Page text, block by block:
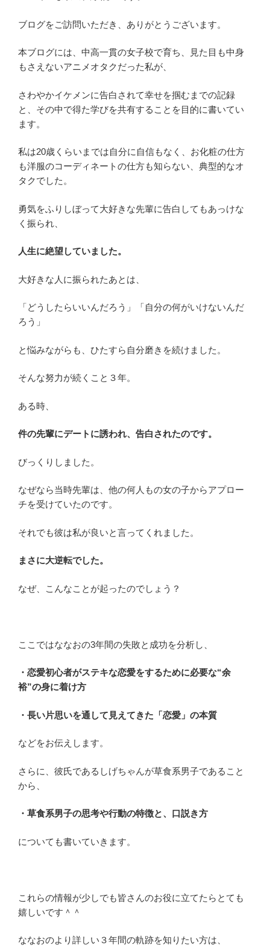
ブログをご訪問いただき、ありがとうございます。
本ブログには、中高一貫の女子校で育ち、見た目も中身
もさえないアニメオタクだった私が、
さわやかイケメンに告白されて幸せを掴むまでの記録
と、その中で得た学びを共有することを目的に書いてい
ます。
私は20歳くらいまでは自分に自信もなく、お化粧の仕方
も洋服のコーディネートの仕方も知らない、典型的なオ
タクでした。
勇気をふりしぼって大好きな先輩に告白してもあっけな
く振られ、
人生に絶望していました。
大好きな人に振られたあとは、
「どうしたらいいんだろう」「自分の何がいけないんだ
ろう」
と悩みながらも、ひたすら自分磨きを続けました。
そんな努力が続くこと３年。
ある時、
件の先輩にデートに誘われ、告白されたのです。
びっくりしました。
なぜなら当時先輩は、他の何人もの女の子からアプロー
チを受けていたのです。
それでも彼は私が良いと言ってくれました。
まさに大逆転でした。
なぜ、こんなことが起ったのでしょう？
ここではななおの3年間の失敗と成功を分析し、
・恋愛初心者がステキな恋愛をするために必要な“余
裕”の身に着け方
・長い片思いを通して見えてきた「恋愛」の本質
などをお伝えします。
さらに、彼氏であるしげちゃんが草食系男子であること
から、
・草食系男子の思考や行動の特徴と、口説き方
についても書いていきます。
これらの情報が少しでも皆さんのお役に立てたらとても
嬉しいです＾＾
ななおのより詳しい３年間の軌跡を知りたい方は、